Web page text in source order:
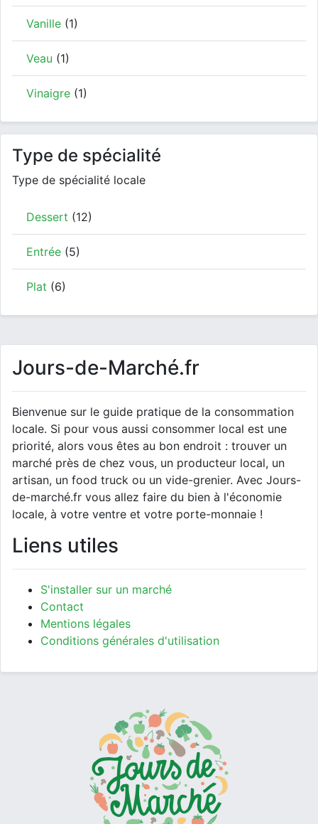
Vanille (1)
Veau (1)
Vinaigre (1)
Type de spécialité
Type de spécialité locale
Dessert (12)
Entrée (5)
Plat (6)
Jours-de-Marché.fr
Bienvenue sur le guide pratique de la consommation
locale. Si pour vous aussi consommer local est une
priorité, alors vous êtes au bon endroit : trouver un
marché près de chez vous, un producteur local, un
artisan, un food truck ou un vide-grenier. Avec Jours-
de-marché.fr vous allez faire du bien à l'économie
locale, à votre ventre et votre porte-monnaie !
Liens utiles
S'installer sur un marché
Contact
Mentions légales
Conditions générales d'utilisation